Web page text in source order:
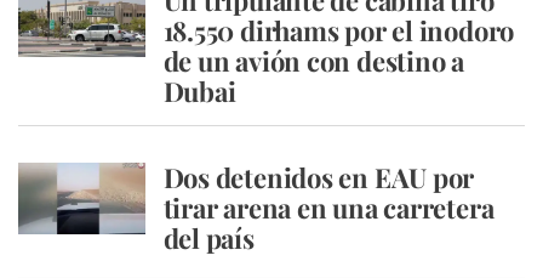
18.550 dirhams por el inodoro
de un avión con destino a
Dubai
Dos detenidos en EAU por
tirar arena en una carretera
del país